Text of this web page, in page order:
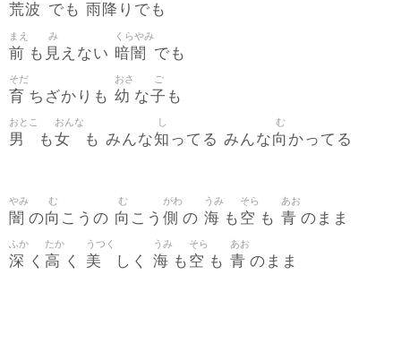
荒波 でも 雨降 りでも
前
まえ
も 見
み
えない 暗闇
くらやみ
でも
育
そだ
ちざかりも 幼
おさ
な子
ご
も
男
おとこ
も女
おんな
も みんな知
し
ってる みんな向
む
かってる
闇
やみ
の向
む
こうの 向
む
こう 側
がわ
の 海
うみ
も 空
そら
も 青
あお
のまま
深
ふか
く 高
たか
く 美
うつく
しく 海
うみ
も 空
そら
も 青
あお
のまま